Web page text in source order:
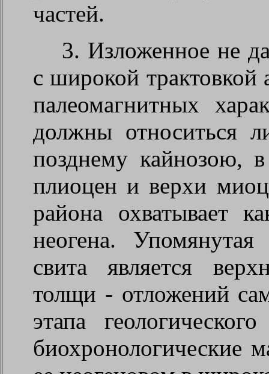
частей.
3. Изложенное не
с широкой трактовкой
палеомагнитных
должны относиться
позднему кайнозою,
плиоцен и верхи
района охватывает
неогена. Упомянутая
свита является
толщи - отложений
этапа
биохронологические